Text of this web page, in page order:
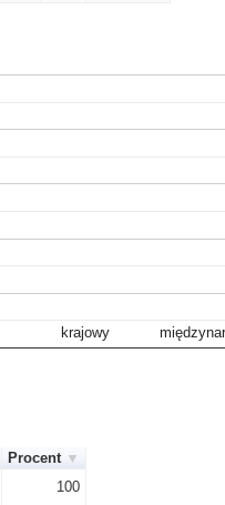
krajowy
krajowy
Procent
100